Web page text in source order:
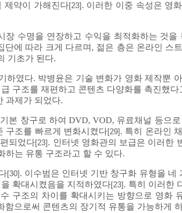
제약이 가해진다[23] . 이러한 이중 속성은 영
수명을 연장하고 수익을 최적화하는 것을
에 따라 크게 다르며, 젊은 층은 온라인 스
기초가 된다.
였다. 박병윤은 기술 변화가 영화 제작뿐
구조를 재편하고 콘텐츠 다양화를 촉진했다
과제가 되었다.
본 창구로 하여 DVD, VOD, 유료채널 등으로
구조를 빠르게 변화시켰다[29] . 특히 온라인
되었다[23] . 인터넷 영화관의 보급은 이러한
하는 유통 구조라고 할 수 있다.
[30] . 이수범은 인터넷 기반 창구화 유형을 네
확대시켰음을 지적하였다[23] . 특히 이러한
구조의 차이를 확대시키는 방향으로 영화
으로써 콘텐츠의 장기적 유통을 가능하게